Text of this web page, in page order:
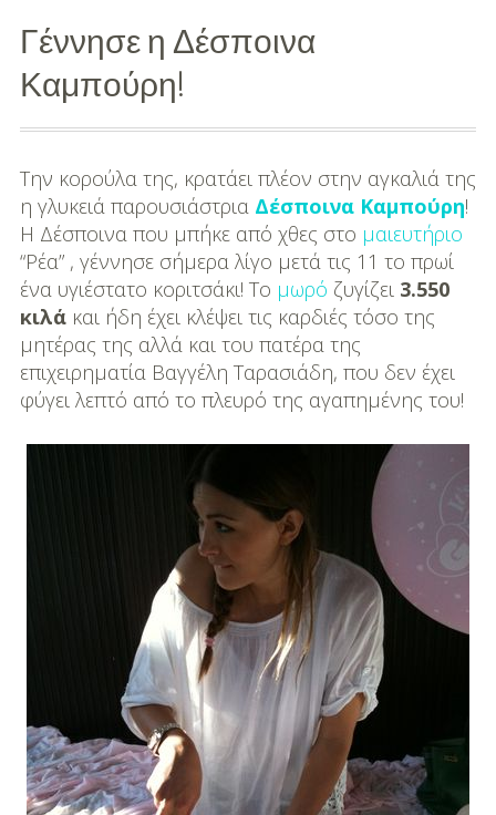
Διασκέδαση
Εκπαίδευση
Βάπτιση
Οργάνωση
Βάπτισης
Διάσημες
Βαπτίσεις
Σπίτι
Παιδικό Δωμάτιο
Deco
Διατροφή-Συνταγές
Συμβουλές
Υγεία – Ψυχολογία
Γέννησε η Δέσποινα
Καμπούρη!
Την κορούλα της, κρατάει πλέον στην αγκαλιά της
η γλυκειά παρουσιάστρια Δέσποινα Καμπούρη!
Η Δέσποινα που μπήκε από χθες στο μαιευτήριο
“Ρέα” , γέννησε σήμερα λίγο μετά τις 11 το πρωί
ένα υγιέστατο κοριτσάκι! Το μωρό ζυγίζει 3.550
κιλάκαι ήδη έχει κλέψει τις καρδιές τόσο της
μητέρας της αλλά και του πατέρα της
επιχειρηματία Βαγγέλη Ταρασιάδη, που δεν έχει
φύγει λεπτό από το πλευρό της αγαπημένης του!